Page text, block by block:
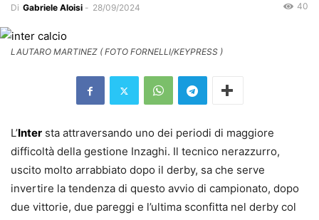
Di Gabriele Aloisi - 28/09/2024 40
LAUTARO MARTINEZ ( FOTO FORNELLI/KEYPRESS )
L’Inter sta attraversando uno dei periodi di maggiore
difficoltà della gestione Inzaghi. Il tecnico nerazzurro,
uscito molto arrabbiato dopo il derby, sa che serve
invertire la tendenza di questo avvio di campionato, dopo
due vittorie, due pareggi e l’ultima sconfitta nel derby col